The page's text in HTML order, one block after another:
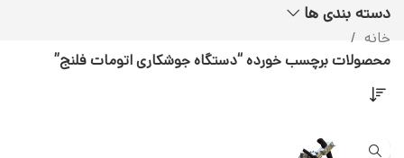
دسته بندی ها
خانه
محصولات برچسب خورده “دستگاه جوشکاری اتومات فلنج”
جدید